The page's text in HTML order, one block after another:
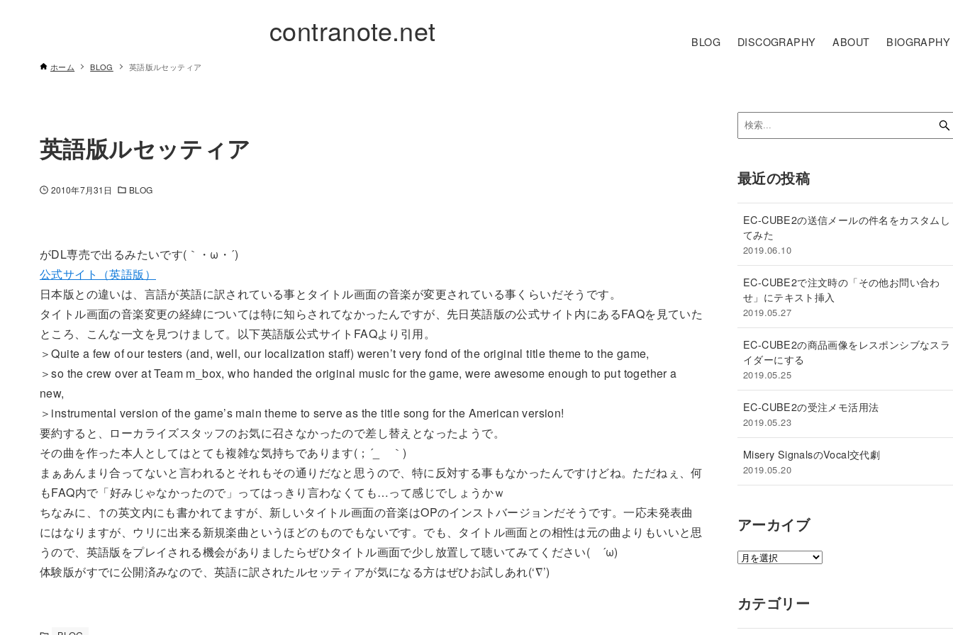
contranote.net BLOG DISCOGRAPHY ABOUT BIOGRAPHY
ホーム BLOG 英語版ルセッティア
英語版ルセッティア
2010年7月31日 BLOG
がDL専売で出るみたいです(｀・ω・´)
公式サイト（英語版）
日本版との違いは、言語が英語に訳されている事とタイトル画面の音楽が変更されている事くらいだそうです。
タイトル画面の音楽変更の経緯については特に知らされてなかったんですが、先日英語版の公式サイト内にあるFAQを見ていた
ところ、こんな一文を見つけまして。以下英語版公式サイトFAQより引用。
＞Quite a few of our testers (and, well, our localization staff) weren’t very fond of the original title theme to the game,
＞so the crew over at Team m_box, who handed the original music for the game, were awesome enough to put together a
new,
＞instrumental version of the game’s main theme to serve as the title song for the American version!
要約すると、ローカライズスタッフのお気に召さなかったので差し替えとなったようで。
その曲を作った本人としてはとても複雑な気持ちであります(；´_ゝ｀)
まぁあんまり合ってないと言われるとそれもその通りだなと思うので、特に反対する事もなかったんですけどね。ただねぇ、何
もFAQ内で「好みじゃなかったので」ってはっきり言わなくても…って感じでしょうかｗ
ちなみに、↑の英文内にも書かれてますが、新しいタイトル画面の音楽はOPのインストバージョンだそうです。一応未発表曲
にはなりますが、ウリに出来る新規楽曲というほどのものでもないです。でも、タイトル画面との相性は元の曲よりもいいと思
うので、英語版をプレイされる機会がありましたらぜひタイトル画面で少し放置して聴いてみてください( ´ω)
体験版がすでに公開済みなので、英語に訳されたルセッティアが気になる方はぜひお試しあれ(‘∇’)
最近の投稿
EC-CUBE2の送信メールの件名をカスタムし
てみた
2019.06.10
EC-CUBE2で注文時の「その他お問い合わ
せ」にテキスト挿入
2019.05.27
EC-CUBE2の商品画像をレスポンシブなスラ
イダーにする
2019.05.25
EC-CUBE2の受注メモ活用法
2019.05.23
Misery SignalsのVocal交代劇
2019.05.20
アーカイブ
ア
イ
カテゴリー